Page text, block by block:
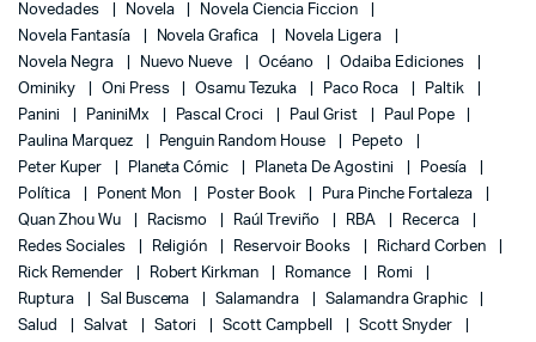
Novedades
Novela
Novela Ciencia Ficcion
Novela Fantasía
Novela Grafica
Novela Ligera
Novela Negra
Nuevo Nueve Océano
Odaiba Ediciones
Ominiky
Oni Press Osamu Tezuka Paco Roca
Paltik
Panini
PaniniMx Pascal Croci Paul Grist
Paul Pope
Paulina Marquez
Penguin Random House
Pepeto
Peter Kuper
Planeta Cómic Planeta De Agostini
Poesía
Política
Ponent Mon Poster Book
Pura Pinche Fortaleza
Quan Zhou Wu
Racismo Raúl Treviño RBA
Recerca
Redes Sociales
Religión Reservoir Books
Richard Corben
Rick Remender
Robert Kirkman Romance
Romi
Ruptura
Sal Buscema Salamandra
Salamandra Graphic
Salud
Salvat Satori Scott Campbell
Scott Snyder